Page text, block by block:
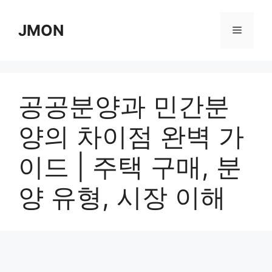
contentJMON Menu
공공분양과 민간분
양의 차이점 완벽 가
이드 | 주택 구매, 분
양 유형, 시장 이해